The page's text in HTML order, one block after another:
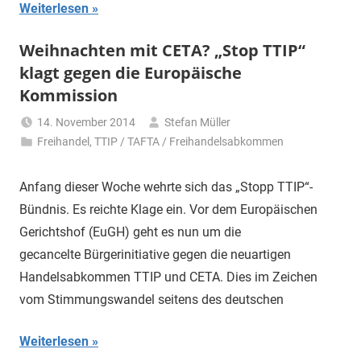
Weiterlesen
Weihnachten mit CETA? „Stop TTIP“
klagt gegen die Europäische
Kommission
14. November 2014
Stefan Müller
Freihandel ,TTIP / TAFTA / Freihandelsabkommen
Anfang dieser Woche wehrte sich das „Stopp TTIP“-
Bündnis. Es reichte Klage ein. Vor dem Europäischen
Gerichtshof (EuGH) geht es nun um die
gecancelte Bürgerinitiative gegen die neuartigen
Handelsabkommen TTIP und CETA. Dies im Zeichen
vom Stimmungswandel seitens des deutschen
Weiterlesen